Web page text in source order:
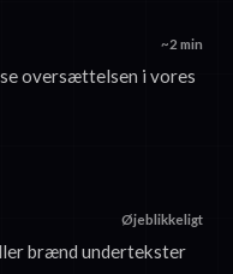
~2 min
oversættelsen i vores
Øjeblikkeligt
brænd undertekster